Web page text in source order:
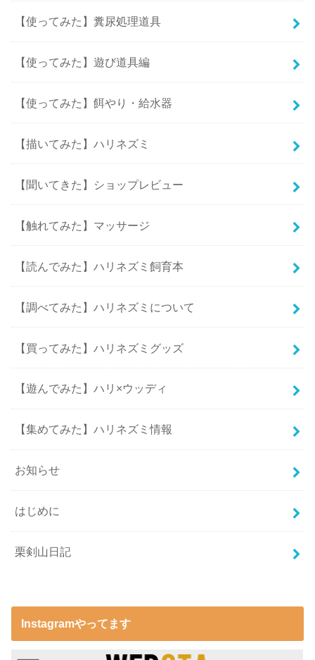
【使ってみた】糞尿処理道具
【使ってみた】遊び道具編
【使ってみた】餌やり・給水器
【描いてみた】ハリネズミ
【聞いてきた】ショップレビュー
【触れてみた】マッサージ
【読んでみた】ハリネズミ飼育本
【調べてみた】ハリネズミについて
【買ってみた】ハリネズミグッズ
【遊んでみた】ハリ×ウッディ
【集めてみた】ハリネズミ情報
お知らせ
はじめに
栗剣山日記
Instagramやってます